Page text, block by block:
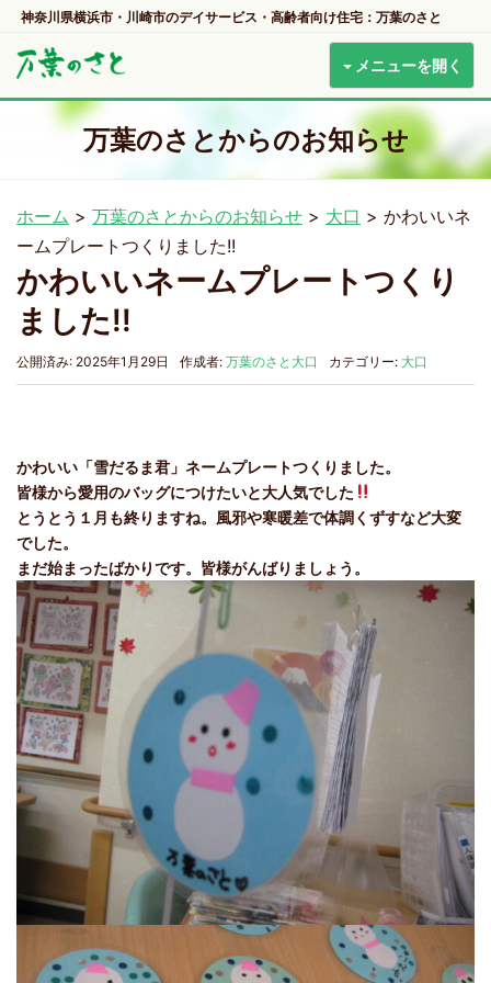
神奈川県横浜市・川崎市のデイサービス・高齢者向け住宅：万葉のさと
メニューを開く
万葉のさとからのお知らせ
ホーム > 万葉のさとからのお知らせ > 大口 > かわいいネ
ームプレートつくりました!!
かわいいネームプレートつくり
ました!!
公開済み: 2025年1月29日 作成者: 万葉のさと大口 カテゴリー: 大口
かわいい「雪だるま君」ネームプレートつくりました。
皆様から愛用のバッグにつけたいと大人気でした
とうとう１月も終りますね。風邪や寒暖差で体調くずすなど大変
でした。
まだ始まったばかりです。皆様がんばりましょう。